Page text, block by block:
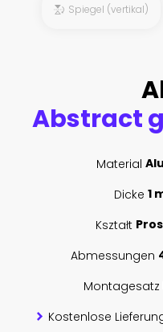
Spiegel (vertikal)
Material
Dicke 1
Kształt
Abmessungen
Montagesatz
Kostenlose